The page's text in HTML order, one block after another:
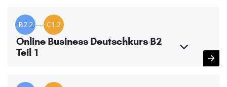
B2.2 — C1.2
Online Business Deutschkurs B2
Teil 1